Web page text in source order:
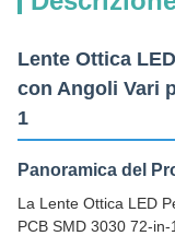
Lente Ottica
con Angoli Vari
1
Panoramica del
La Lente Ottica LED
PCB SMD 3030 72-